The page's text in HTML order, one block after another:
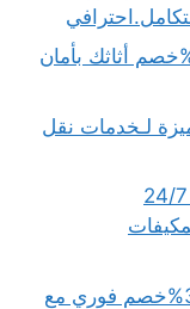
عفش من جدة الى الرياض بـ35%خصم أثاثك بأمان
لـخدمات نقل
شراء مكيفات مستعمله بالرياض متاح 24/7
نجار بالرياض|نجار خشب الرياض بـ33%خصم فوري مع